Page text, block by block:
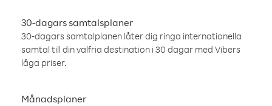
30-dagars samtalsplaner
30-dagars samtalplanen låter dig ringa internationella
samtal till din valfria destination i 30 dagar med Vibers
låga priser.
Månadsplaner